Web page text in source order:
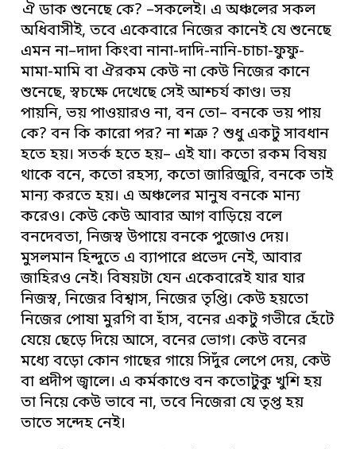
ঐ ডাক শুনেছে কে? –সকলেই। এ অঞ্চলের সকল
অধিবাসীই, তবে একেবারে নিজের কানেই যে শুনেছে
এমন না–দাদা কিংবা নানা-দাদি-নানি-চাচা-ফুফু-
মামা-মামি বা ঐরকম কেউ না কেউ নিজের কানে
শুনেছে, স্বচক্ষে দেখেছে সেই আশ্চর্য কাণ্ড। ভয়
পায়নি, ভয় পাওয়ারও না, বন তো– বনকে ভয় পায়
কে? বন কি কারো পর? না শত্রু ? শুধু একটু সাবধান
হতে হয়। সতর্ক হতে হয়– এই যা। কতো রকম বিষয়
থাকে বনে, কতো রহস্য, কতো জারিজুরি, বনকে তাই
মান্য করতে হয়। এ অঞ্চলের মানুষ বনকে মান্য
করেও। কেউ কেউ আবার আগ বাড়িয়ে বলে
বনদেবতা, নিজস্ব উপায়ে বনকে পুজোও দেয়।
মুসলমান হিন্দুতে এ ব্যাপারে প্রভেদ নেই, আবার
জাহিরও নেই। বিষয়টা যেন একেবারেই যার যার
নিজস্ব, নিজের বিশ্বাস, নিজের তৃপ্তি। কেউ হয়তো
নিজের পোষা মুরগি বা হাঁস, বনের একটু গভীরে হেঁটে
যেয়ে ছেড়ে দিয়ে আসে, বনের ভোগ। কেউ বনের
মধ্যে বড়ো কোন গাছের গায়ে সিদুঁর লেপে দেয়, কেউ
বা প্রদীপ জ্বালে। এ কর্মকাণ্ডে বন কতোটুকু খুশি হয়
তা নিয়ে কেউ ভাবে না, তবে নিজেরা যে তৃপ্ত হয়
তাতে সন্দেহ নেই।